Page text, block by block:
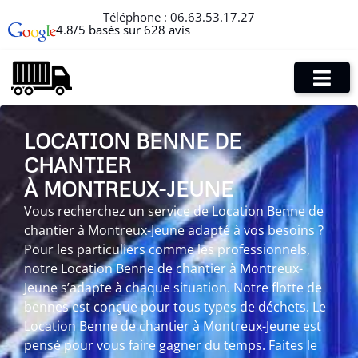
Téléphone : 06.63.53.17.27
4.8/5 basés sur 628 avis
LOCATION BENNE DE
CHANTIER
À MONTREUX-JEUNE
Vous recherchez un service de Location Benne de
chantier à Montreux-Jeune adapté à vos besoins ?
Pour les particuliers comme les professionnels,
notre Location Benne de chantier à Montreux-
Jeune s’adapte à chaque situation. Notre flotte de
bennes est conçue pour tous types de déchets. Le
Location Benne de chantier à Montreux-Jeune est
pensé pour vous faire gagner du temps. Faites le